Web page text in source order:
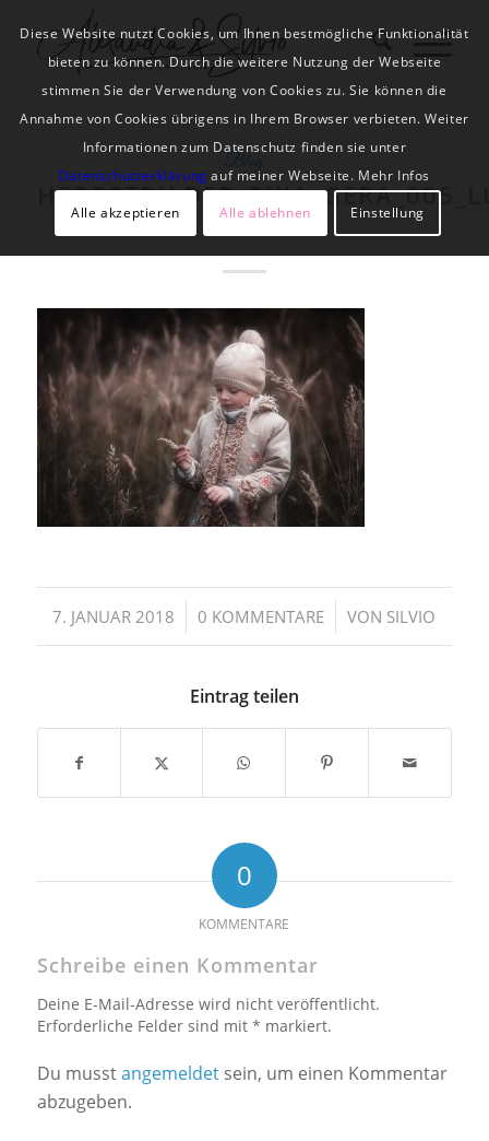
Blog
EDIT
7. JANUAR 2018
/ 0 KOMMENTARE
/ VON SILVIO
Eintrag teilen
0
KOMMENTARE
Schreibe einen Kommentar
Deine E-Mail-Adresse wird nicht veröffentlicht.
Erforderliche Felder sind mit * markiert.
Du musstangemeldetsein, um einen Kommentar
abzugeben.
Diese Website nutzt Cookies, um Ihnen bestmögliche Funktionalität
bieten zu können. Durch die weitere Nutzung der Webseite
stimmen Sie der Verwendung von Cookies zu. Sie können die
Annahme von Cookies übrigens in Ihrem Browser verbieten. Weiter
Informationen zum Datenschutz finden sie unter
Datenschutzerklärung auf meiner Webseite. Mehr Infos
Alle akzeptieren Alle ablehnen Einstellung